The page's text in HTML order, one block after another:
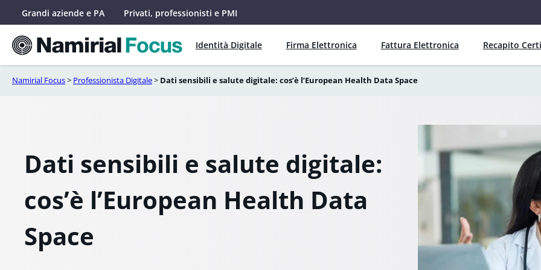
contenuto
Grandi aziende e PA Privati, professionisti e PMI
Identità Digitale Firma Elettronica Fattura Elettronica Recapito
Namirial Focus> Professionista Digitale> Dati sensibili e salute digitale: cos’è l’European Health Data Space
Dati sensibili e salute digitale:
cos’è l’European Health Data
Space